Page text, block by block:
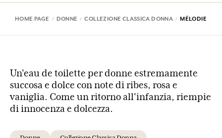
HOME PAGE DONNE COLLEZIONE CLASSICA DONNA MÉLODIE
Un'eau de toilette per donne estremamente
succosa e dolce con note di ribes, rosa e
vaniglia. Come un ritorno all'infanzia, riempie
di innocenza e dolcezza.